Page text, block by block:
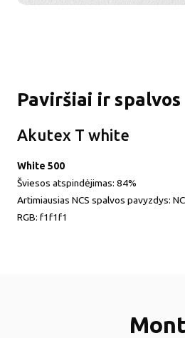
Paviršiai ir spalvos
Akutex T white
White 500
Šviesos atspindėjimas: 84%
Artimiausias NCS spalvos pavyzdys:
RGB: f1f1f1